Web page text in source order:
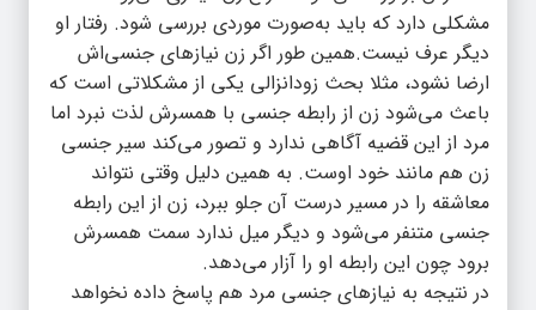
مشکلی دارد که باید به‌صورت موردی بررسی شود. رفتار او
دیگر عرف نیست.همین طور اگر زن نیازهای جنسی‌اش
ارضا نشود، مثلا بحث زودانزالی یکی از مشکلاتی است که
باعث می‌شود زن از رابطه جنسی با همسرش لذت نبرد اما
مرد از این قضیه آگاهی ندارد و تصور می‌کند سیر جنسی
زن هم مانند خود اوست. به همین دلیل وقتی نتواند
معاشقه را در مسیر درست آن جلو ببرد، زن از این رابطه
جنسی متنفر می‌شود و دیگر میل ندارد سمت همسرش
برود چون این رابطه او را آزار می‌دهد.
در نتیجه به نیازهای جنسی مرد هم پاسخ داده نخواهد